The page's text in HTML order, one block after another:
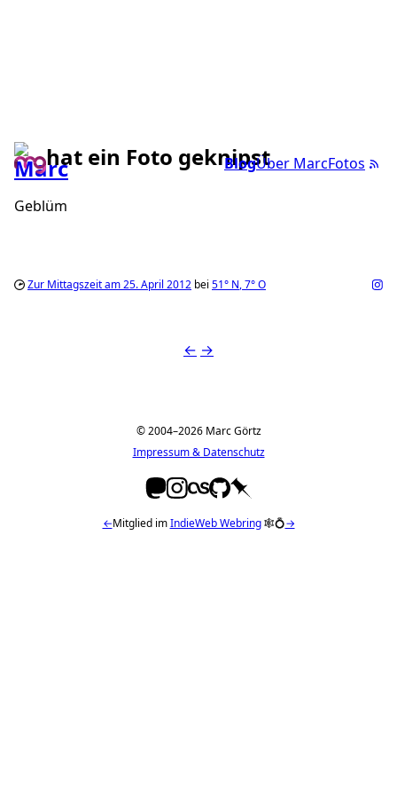
BlogÜber MarcFotos
hat ein Foto geknipst
Geblüm
Zur Mittagszeit am 25. April 2012 bei 51° N,7°O
← →
© 2004–2026 Marc Görtz
Impressum & Datenschutz
←Mitglied imIndieWeb Webring🕸💍→